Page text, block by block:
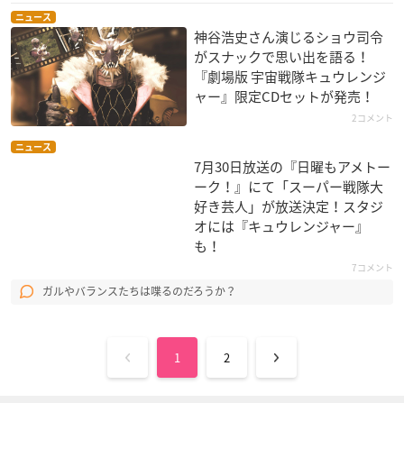
ニュース
神谷浩史さん演じるショウ司令
がスナックで思い出を語る！
『劇場版 宇宙戦隊キュウレンジ
ャー』限定CDセットが発売！
2コメント
ニュース
7月30日放送の『日曜もアメトー
ーク！』にて「スーパー戦隊大
好き芸人」が放送決定！スタジ
オには『キュウレンジャー』
も！
7コメント
ガルやバランスたちは喋るのだろうか？
1 2